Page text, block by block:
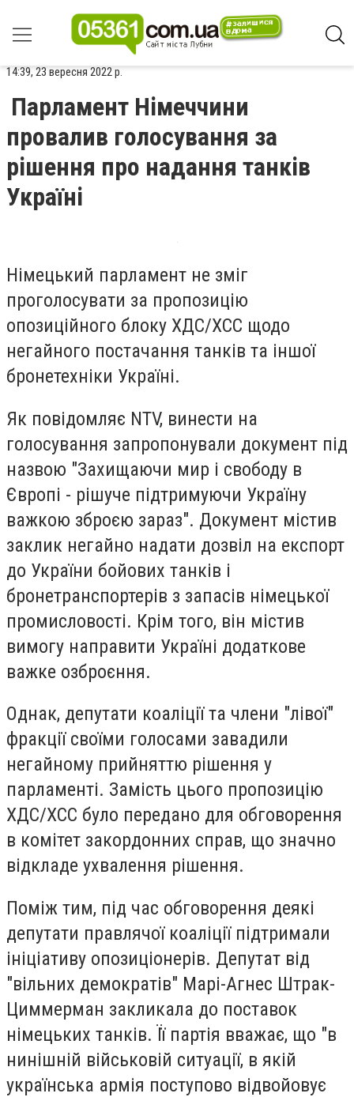
14:39, 23 вересня 2022 р.
Парламент Німеччини
провалив голосування за
рішення про надання танків
Україні
Німецький парламент не зміг
проголосувати за пропозицію
опозиційного блоку ХДС/ХСС щодо
негайного постачання танків та іншої
бронетехніки Україні.
Як повідомляє NTV, винести на
голосування запропонували документ під
назвою "Захищаючи мир і свободу в
Європі - рішуче підтримуючи Україну
важкою зброєю зараз". Документ містив
заклик негайно надати дозвіл на експорт
до України бойових танків і
бронетранспортерів з запасів німецької
промисловості. Крім того, він містив
вимогу направити Україні додаткове
важке озброєння.
Однак, депутати коаліції та члени "лівої"
фракції своїми голосами завадили
негайному прийняттю рішення у
парламенті. Замість цього пропозицію
ХДС/ХСС було передано для обговорення
в комітет закордонних справ, що значно
відкладе ухвалення рішення.
Поміж тим, під час обговорення деякі
депутати правлячої коаліції підтримали
ініціативу опозиціонерів. Депутат від
"вільних демократів" Марі-Агнес Штрак-
Циммерман закликала до поставок
німецьких танків. Її партія вважає, що "в
нинішній військовій ситуації, в якій
українська армія поступово відвойовує